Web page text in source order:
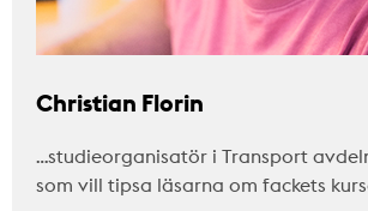
Christian Florin
…studieorganisatör i Transport
som vill tipsa läsarna om fackets